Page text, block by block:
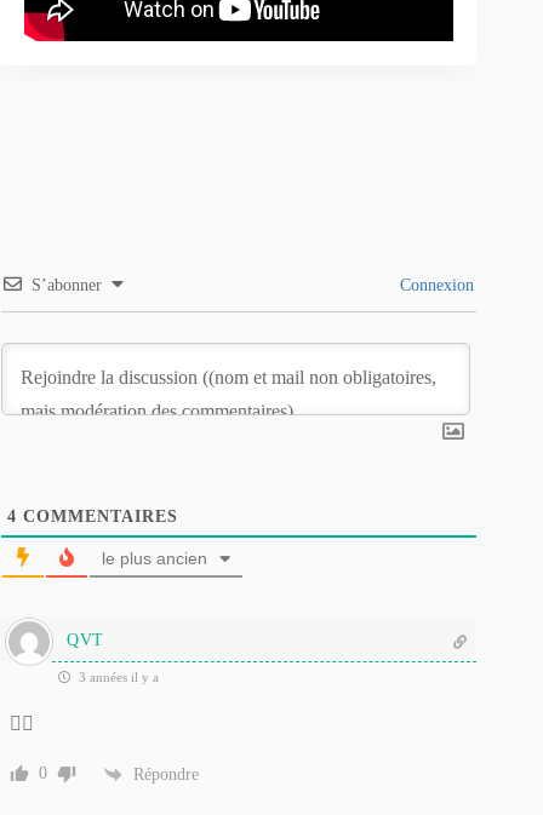
S’abonner Connexion
4 COMMENTAIRES
le plus ancien
QVT
3 années il y a
👍🏼
0 Répondre